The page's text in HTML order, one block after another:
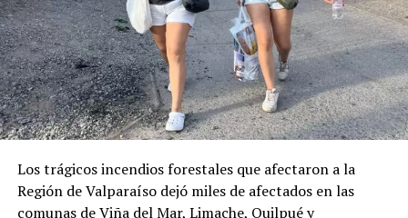
Los trágicos incendios forestales que afectaron a la
Región de Valparaíso dejó miles de afectados en las
comunas de Viña del Mar, Limache, Quilpué y